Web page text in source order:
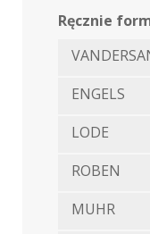
Ręcznie
ENGELS
LODE
ROBEN
MUHR